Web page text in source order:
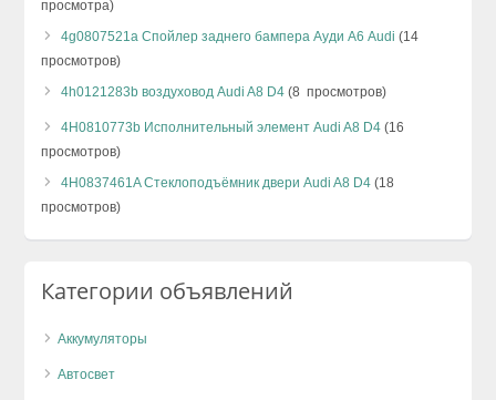
просмотра)
4g0807521a Спойлер заднего бампера Ауди А6 Audi (14
просмотров)
4h0121283b воздуховод Audi A8 D4 (8 просмотров)
4H0810773b Исполнительный элемент Audi A8 D4 (16
просмотров)
4H0837461A Стеклоподъёмник двери Audi A8 D4 (18
просмотров)
Категории объявлений
Аккумуляторы
Автосвет